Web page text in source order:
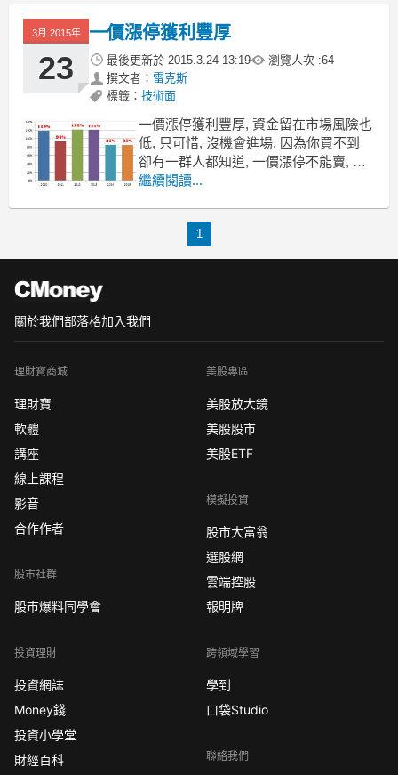
3月 2015年
23
一價漲停獲利豐厚
最後更新於 2015.3.24 13:19 瀏覽人次 :64
撰文者： 雷克斯
標籤： 技術面
一價漲停獲利豐厚, 資金留在市場風險也
低, 只可惜, 沒機會進場, 因為你買不到
卻有一群人都知道, 一價漲停不能賣, 因
為 4 天時間, 有 73% 的勝率
統計期間: 2010/1/1 ~ 2015/3/20 (已
繼續閱讀...
1
關於我們部落格加入我們
理財寶商城
理財寶
軟體
講座
線上課程
影音
合作作者
股市社群
股市爆料同學會
投資理財
投資網誌
Money錢
投資小學堂
財經百科
美股專區
美股放大鏡
美股股市
美股ETF
模擬投資
股市大富翁
選股網
雲端控股
報明牌
跨領域學習
學到
口袋Studio
聯絡我們